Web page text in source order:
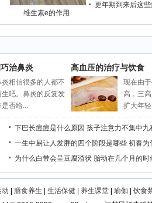
维生素e的作用
更年期到来后这
治鼻炎
炎相信很多的人都不
生吧。鼻炎的反复发
是否给...
高血压的治疗与饮食
现在由
高，三
扩大年
下巴长痘痘是什么原因 孩子注意力不集中九
一生中易让人发胖的四个阶段是哪些 初春为
为什么白带会呈豆腐渣状 胎动在几个月的时
动 膳食养生 生活保健 养生课堂| 瑜伽 饮食